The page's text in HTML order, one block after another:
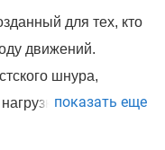
для тех, кто
движений.
шнура,
и
показать еще